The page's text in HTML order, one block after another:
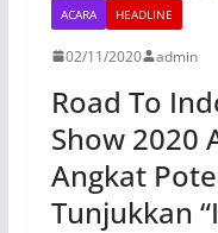
ACARA HEADLINE
02/11/2020 admin
Road To
Show 2020
Angkat
Tunjukkan